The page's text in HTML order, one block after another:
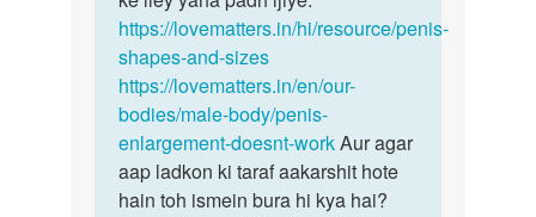
hai…
by
Akash
yadav
https://lovematters.in/hi/resource/penis-
shapes-and-sizes
https://lovematters.in/en/our-
bodies/male-body/penis-
enlargement-doesnt-workAur agar
aap ladkon ki taraf aakarshit hote
hain toh ismein bura hi kya hai?